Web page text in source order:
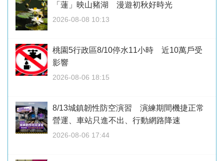
「蓮」映山豬湖 漫遊初秋好時光
2026-08-08 10:13
桃園5行政區8/10停水11小時 近10萬戶受
影響
2026-08-06 18:15
8/13城鎮韌性防空演習 演練期間機捷正常
營運、車站只進不出、行動網路降速
2026-08-06 17:44